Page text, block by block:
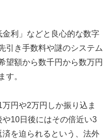
利」などと良心的な数字
引き手数料や謎のシステム
望額から数千円から数万円
す。
円や2万円しか振り込ま
10日後にはその倍近い3
を迫られるという、法外